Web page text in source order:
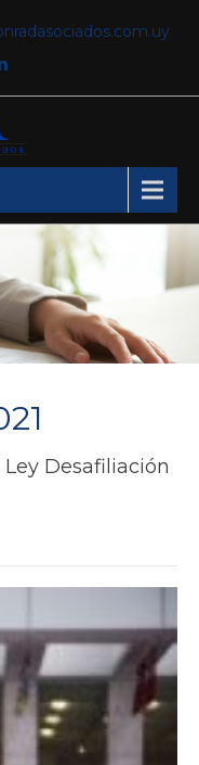
Desafiliación